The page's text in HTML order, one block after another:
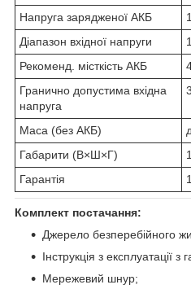
Напруга зарядженої АКБ
Діапазон вхідної напруги
Рекоменд. місткість АКБ
Гранично допустима вхідна
напруга
Маса (без АКБ)
Габарити (В×Ш×Г)
Гарантія
Комплект постачання:
Джерело безперебійного
Інструкція з експлуатації
Мережевий шнур;